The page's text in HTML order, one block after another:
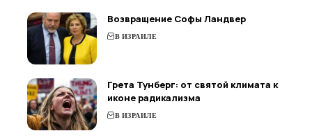
Возвращение Софы Ландвер
В ИЗРАИЛЕ
Грета Тунберг: от святой климата к
иконе радикализма
В ИЗРАИЛЕ